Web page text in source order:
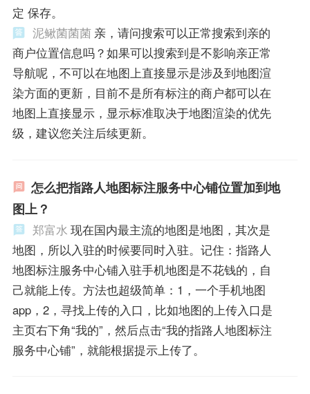
定 保存。
泥鳅菌菌菌 亲，请问搜索可以正常搜索到亲的
商户位置信息吗？如果可以搜索到是不影响亲正常
导航呢，不可以在地图上直接显示是涉及到地图渲
染方面的更新，目前不是所有标注的商户都可以在
地图上直接显示，显示标准取决于地图渲染的优先
级，建议您关注后续更新。
怎么把指路人地图标注服务中心铺位置加到地
图上？
郑富水 现在国内最主流的地图是地图，其次是
地图，所以入驻的时候要同时入驻。记住：指路人
地图标注服务中心铺入驻手机地图是不花钱的，自
己就能上传。方法也超级简单：1，一个手机地图
app，2，寻找上传的入口，比如地图的上传入口是
主页右下角“我的”，然后点击“我的指路人地图标注
服务中心铺”，就能根据提示上传了。